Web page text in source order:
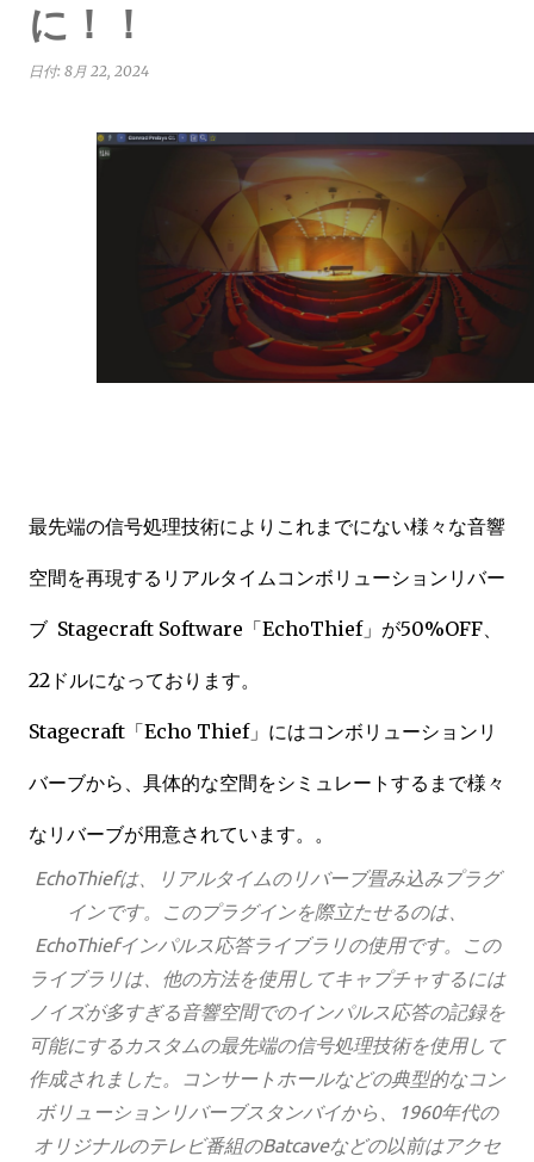
に！！
日付: 8月 22, 2024
最先端の信号処理技術によりこれまでにない様々な音響
空間を再現するリアルタイムコンボリューションリバー
ブ Stagecraft Software「EchoThief」が50%OFF、
22ドルになっております。
Stagecraft「Echo Thief」にはコンボリューションリ
バーブから、具体的な空間をシミュレートするまで様々
なリバーブが用意されています。。
EchoThiefは、リアルタイムのリバーブ畳み込みプラグ
インです。このプラグインを際立たせるのは、
EchoThiefインパルス応答ライブラリの使用です。この
ライブラリは、他の方法を使用してキャプチャするには
ノイズが多すぎる音響空間でのインパルス応答の記録を
可能にするカスタムの最先端の信号処理技術を使用して
作成されました。コンサートホールなどの典型的なコン
ボリューションリバーブスタンバイから、1960年代の
オリジナルのテレビ番組のBatcaveなどの以前はアクセ